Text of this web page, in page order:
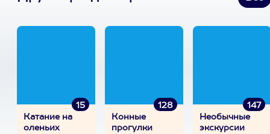
15
Катание на
оленьих
128
Конные
прогулки
147
Необычные
экскурсии